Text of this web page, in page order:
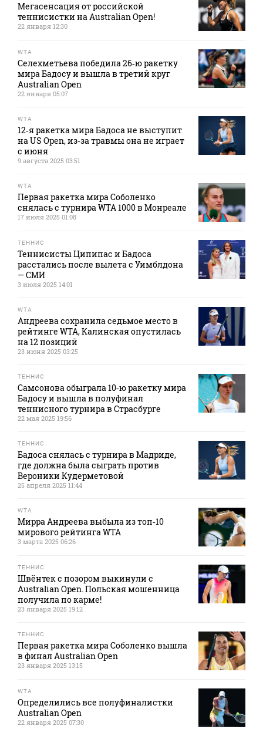
Мегасенсация от российской
теннисистки на Australian Open!
22 января 12:30
WTA
Селехметьева победила 26‑ю ракетку
мира Бадосу и вышла в третий круг
Australian Open
22 января 05:07
WTA
12‑я ракетка мира Бадоса не выступит
на US Open, из‑за травмы она не играет
с июня
9 августа 2025 03:51
WTA
Первая ракетка мира Соболенко
снялась с турнира WTA 1000 в Монреале
17 июля 2025 01:08
ТЕННИС
Теннисисты Ципипас и Бадоса
расстались после вылета с Уимблдона
— СМИ
3 июля 2025 14:01
WTA
Андреева сохранила седьмое место в
рейтинге WTA, Калинская опустилась
на 12 позиций
23 июня 2025 03:25
ТЕННИС
Самсонова обыграла 10‑ю ракетку мира
Бадосу и вышла в полуфинал
теннисного турнира в Страсбурге
22 мая 2025 19:56
ТЕННИС
Бадоса снялась с турнира в Мадриде,
где должна была сыграть против
Вероники Кудерметовой
25 апреля 2025 11:44
WTA
Мирра Андреева выбыла из топ‑10
мирового рейтинга WTA
3 марта 2025 06:26
ТЕННИС
Швёнтек с позором выкинули с
Australian Open. Польская мошенница
получила по карме!
23 января 2025 19:12
ТЕННИС
Первая ракетка мира Соболенко вышла
в финал Australian Open
23 января 2025 13:15
WTA
Определились все полуфиналистки
Australian Open
22 января 2025 07:30